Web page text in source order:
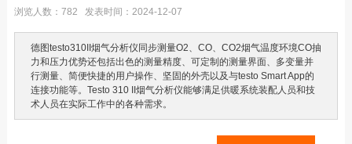
浏览人数：782 发表时间：2024-12-07
德图testo310II烟气分析仪同步测量O2、CO、CO2烟气温度环境CO抽
力和压力优势还包括出色的测量精度、可定制的测量界面、多变量并
行测量、简便快捷的用户操作、坚固的外壳以及与testo Smart App的
连接功能等。Testo 310 II烟气分析仪能够满足供暖系统装配人员和技
术人员在实际工作中的各种需求。